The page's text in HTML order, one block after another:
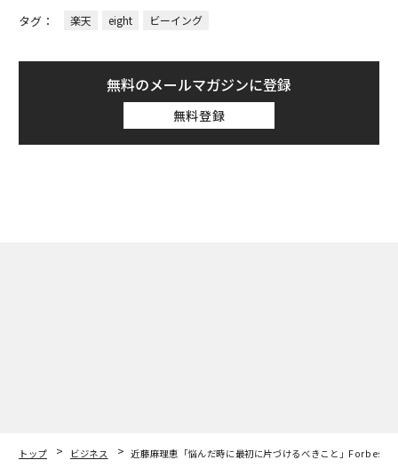
タグ：
楽天 eight ビーイング
無料のメールマガジンに登録
無料登録
トップ ビジネス
近藤麻理恵「悩んだ時に最初に片づけるべきこと」Forbes